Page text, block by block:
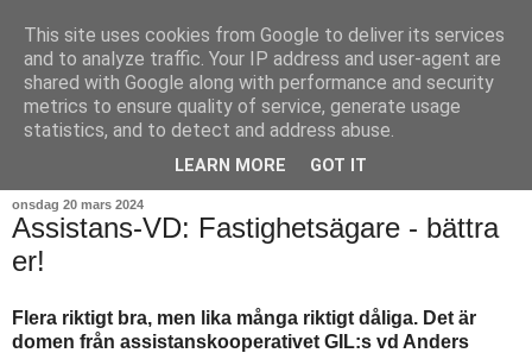
onsdag 20 mars 2024
Assistans-VD: Fastighetsägare - bättra
er!
Flera riktigt bra, men lika många riktigt dåliga. Det är
domen från assistanskooperativet GIL:s vd Anders
This site uses cookies from Google to deliver its services
and to analyze traffic. Your IP address and user-agent are
shared with Google along with performance and security
metrics to ensure quality of service, generate usage
statistics, and to detect and address abuse.
LEARN MORE GOT IT